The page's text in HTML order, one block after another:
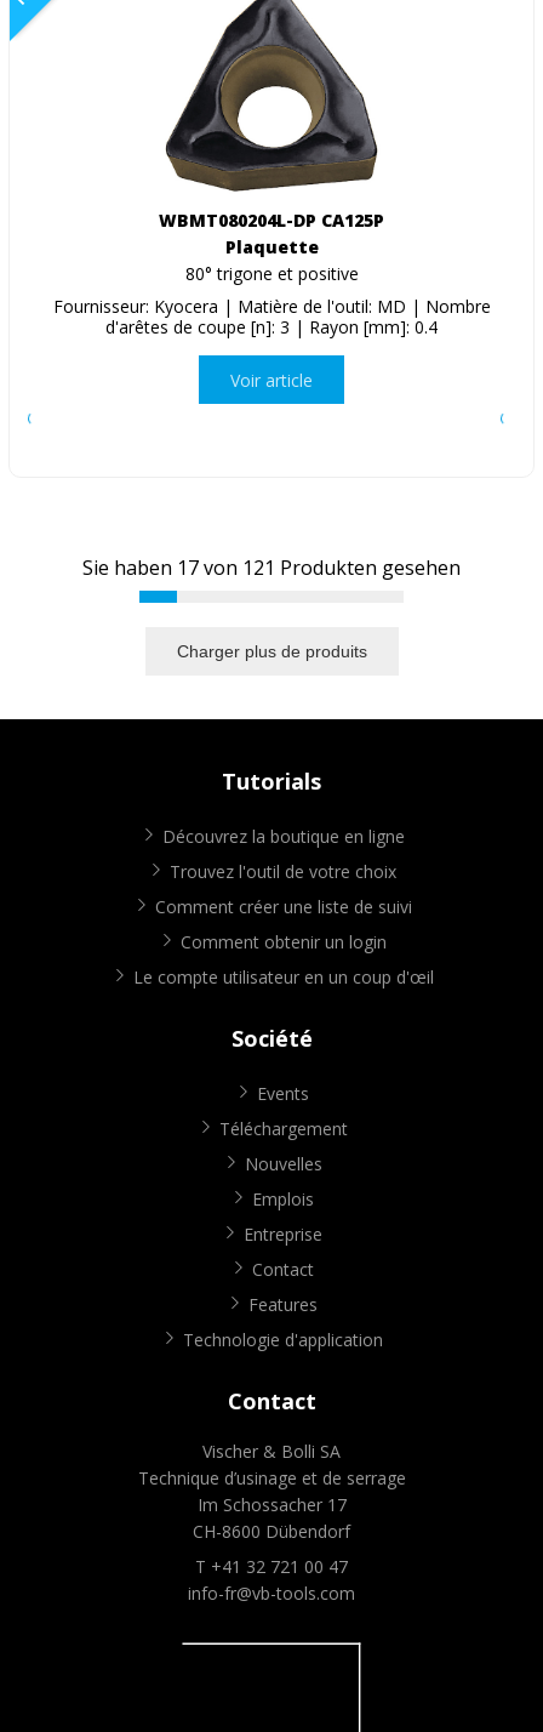
WBMT080204L-DP CA125P
Plaquette
80° trigone et positive
Fournisseur: Kyocera | Matière de l'outil: MD | Nombre
d'arêtes de coupe [n]: 3 | Rayon [mm]: 0.4
Voir article
Sie haben 17von 121 Produkten gesehen
Charger plus de produits
Tutorials
Découvrez la boutique en ligne
Trouvez l'outil de votre choix
Comment créer une liste de suivi
Comment obtenir un login
Le compte utilisateur en un coup d'œil
Société
Events
Téléchargement
Nouvelles
Emplois
Entreprise
Contact
Features
Technologie d'application
Contact
Vischer & Bolli SA
Technique d’usinage et de serrage
Im Schossacher 17
CH-8600 Dübendorf
T +41 32 721 00 47
info-fr@vb-tools.com